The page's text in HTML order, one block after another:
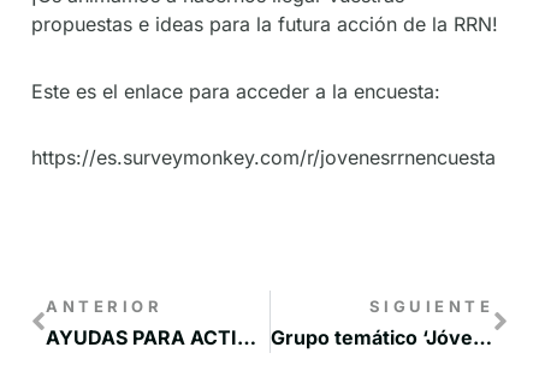
propuestas e ideas para la futura acción de la RRN!
Este es el enlace para acceder a la encuesta:
https://es.surveymonkey.com/r/jovenesrrnencuesta
ANTERIOR
AYUDAS PARA ACTIVIDADES DE EDUCACIÓN AMBIENTAL DESARROLLADAS EN CLM POR ENTIDADES PRIVADAS SIN ÁNIMO DE LUCRO EN 2021
SIGUIENTE
Grupo temático ‘Jóvenes en el medio rural’ de la Red Rural Nacional